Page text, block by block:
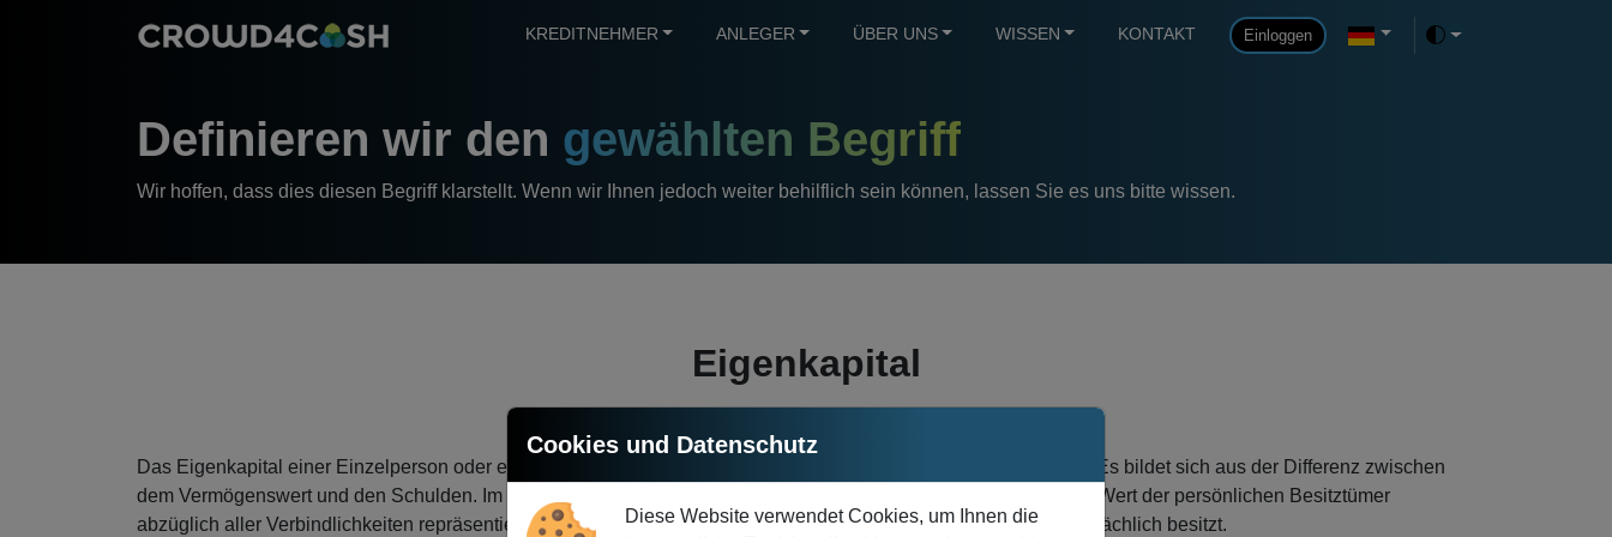
KREDITNEHMER ANLEGER ÜBER UNS WISSEN KONTAKT Einloggen
Toggle theme
Definieren wir den gewählten Begriff
Wir hoffen, dass dies diesen Begriff klarstellt. Wenn wir Ihnen jedoch weiter behilflich sein können, lassen Sie es uns bitte wissen.
Eigenkapital
Das Eigenkapital einer Einzelperson oder eines Unternehmens ist ein fundamentales Konzept in der Finanzwelt. Es bildet sich aus der Differenz zwischen
dem Vermögenswert und den Schulden. Im Kontext einer Einzelperson bedeutet dies, dass das Eigenkapital den Wert der persönlichen Besitztümer
abzüglich aller Verbindlichkeiten repräsentiert. Es stellt sozusagen den finanziellen Wert dar, den eine Person tatsächlich besitzt.
Cookies und Datenschutz
Diese Website verwendet Cookies, um Ihnen die